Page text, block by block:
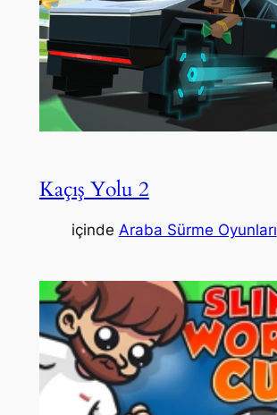
Kaçış Yolu 2
içinde Araba Sürme Oyunları